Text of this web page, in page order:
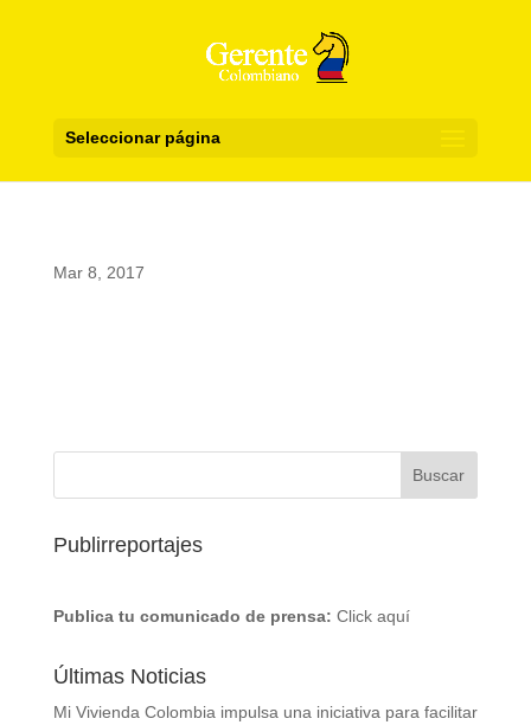
Seleccionar página
Mar 8, 2017
Publirreportajes
Publica tu comunicado de prensa: Click aquí
Últimas Noticias
Mi Vivienda Colombia impulsa una iniciativa para facilitar